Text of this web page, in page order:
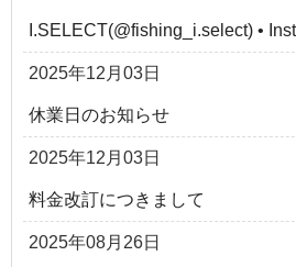
I.SELECT(@fishing_i.select) •
2025年12月03日
休業日のお知らせ
2025年12月03日
料金改訂につきまして
2025年08月26日